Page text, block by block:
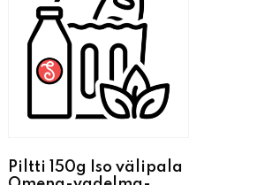
Piltti 150g Iso välipala